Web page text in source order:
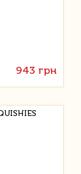
943 грн